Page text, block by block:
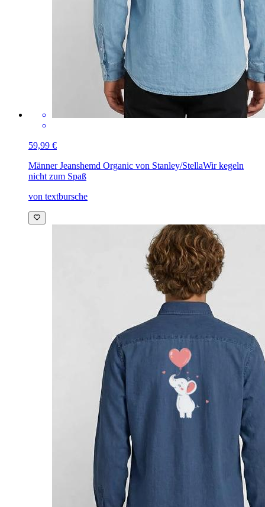
59,99 €
Männer Jeanshemd Organic von Stanley/StellaWir kegeln
nicht zum Spaß
von textbursche